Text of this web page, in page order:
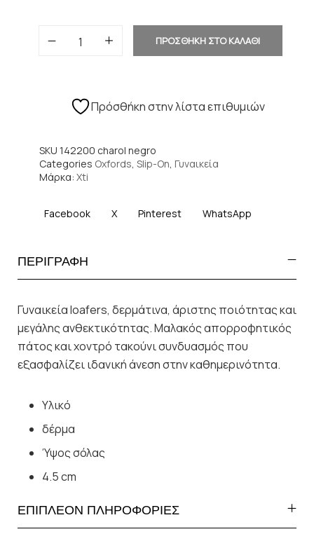
ΠΡΟΣΘΗΚΗ ΣΤΟ ΚΑΛΑΘΙ
Πρόσθήκη στην λίστα επιθυμιών
SKU 142200 charol negro
Categories Oxfords, Slip-On, Γυναικεία
Μάρκα: Xti
Facebook X Pinterest WhatsApp
ΠΕΡΙΓΡΑΦΗ
Γυναικεία loafers, δερμάτινα, άριστης ποιότητας και
μεγάλης ανθεκτικότητας. Μαλακός απορροφητικός
πάτος και χοντρό τακούνι συνδυασμός που
εξασφαλίζει ιδανική άνεση στην καθημερινότητα.
Υλικό
δέρμα
Ύψος σόλας
4.5 cm
ΕΠΙΠΛΕΟΝ ΠΛΗΡΟΦΟΡΙΕΣ